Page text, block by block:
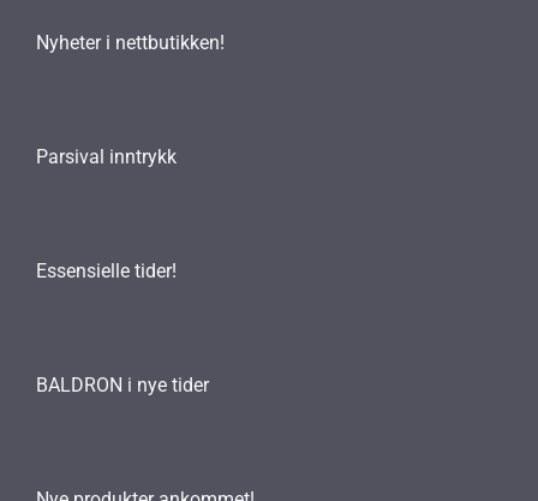
Nyheter i nettbutikken!
Parsival inntrykk
Essensielle tider!
BALDRON i nye tider